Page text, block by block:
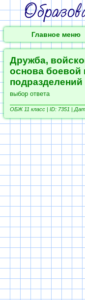
Главное меню
Дружба,
основа боевой
подразделений
выбор ответа
ОБЖ 11 класс | ID: 7351 |